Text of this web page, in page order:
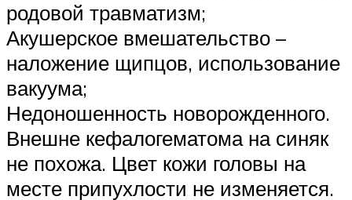
родовой травматизм;
Акушерское вмешательство –
наложение щипцов, использование
вакуума;
Недоношенность новорожденного.
Внешне кефалогематома на синяк
не похожа. Цвет кожи головы на
месте припухлости не изменяется.